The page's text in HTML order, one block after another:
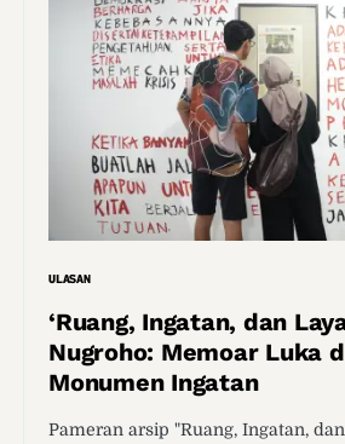
ULASAN
‘Ruang, Ingatan, dan
Nugroho: Memoar Luka
Monumen Ingatan
Pameran arsip "Ruang, Ingatan,